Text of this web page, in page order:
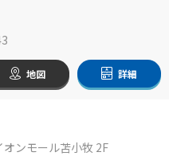
地図 詳細
ンモール苫小牧 2F